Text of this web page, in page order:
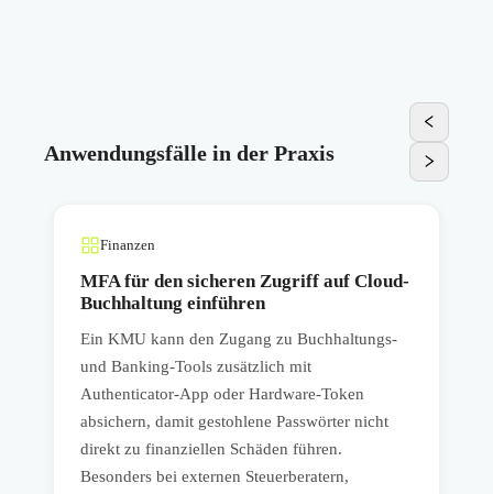
Anwendungsfälle in der Praxis
Finanzen
MFA für den sicheren Zugriff auf Cloud-
Buchhaltung einführen
Ein KMU kann den Zugang zu Buchhaltungs-
und Banking-Tools zusätzlich mit
Authenticator-App oder Hardware-Token
absichern, damit gestohlene Passwörter nicht
direkt zu finanziellen Schäden führen.
Besonders bei externen Steuerberatern,